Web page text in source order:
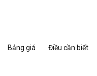
Bảng giá Điều cần biết